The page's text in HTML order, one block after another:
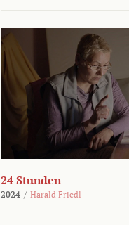
24 Stunden
2024 / Harald Friedl